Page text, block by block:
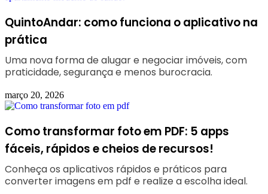
QuintoAndar: como funciona o aplicativo na
prática
Uma nova forma de alugar e negociar imóveis, com
praticidade, segurança e menos burocracia.
março 20, 2026
Como transformar foto em PDF: 5 apps
fáceis, rápidos e cheios de recursos!
Conheça os aplicativos rápidos e práticos para
converter imagens em pdf e realize a escolha ideal.